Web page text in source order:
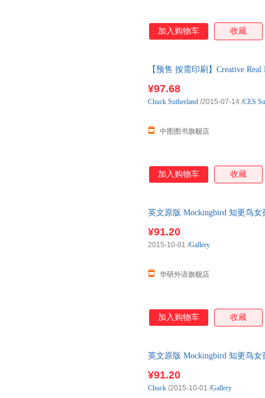
加入购物车 收藏
【预售 按需印刷】Creative
¥97.68
中图图书旗舰店
Chuck Sutherland /2015-07-14 /CES
加入购物车 收藏
英文原版 Mockingbird 知更鸟
¥91.20
华研外语旗舰店
2015-10-01 /Gallery
加入购物车 收藏
英文原版 Mockingbird 知更鸟
¥91.20
Chuck /2015-10-01 /Gallery